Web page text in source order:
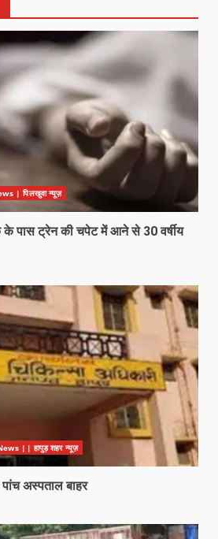
| पिलखुवा न्यूज़
के पास ट्रेन की चपेट में आने से 30 वर्षीय
|| हापुड़ शहर न्यूज़
अस्पताल बाहर